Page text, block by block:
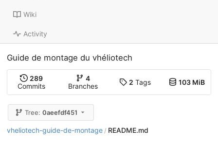
Wiki
Activity
Guide de montage du vhéliotech
289
Commits
4
Branches
2 Tags 103 MiB
Tree:0aeefdf451
vheliotech-guide-de-montage / README.md